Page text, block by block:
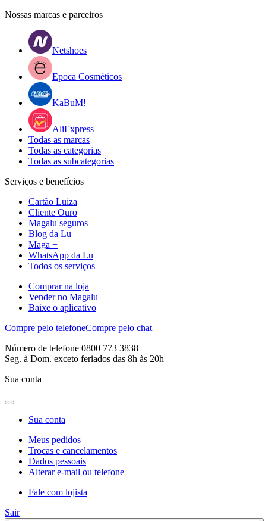
Nossas marcas e parceiros
Netshoes
Epoca Cosméticos
KaBuM!
AliExpress
Todas as marcas
Todas as categorias
Todas as subcategorias
Serviços e benefícios
Cartão Luiza
Cliente Ouro
Magalu seguros
Blog da Lu
Maga +
WhatsApp da Lu
Todos os serviços
Comprar na loja
Vender no Magalu
Baixe o aplicativo
Compre pelo telefoneCompre pelo chat
Número de telefone 0800 773 3838
Seg. à Dom. exceto feriados das 8h às 20h
Sua conta
Sua conta
Meus pedidos
Trocas e cancelamentos
Dados pessoais
Alterar e-mail ou telefone
Fale com lojista
Sair